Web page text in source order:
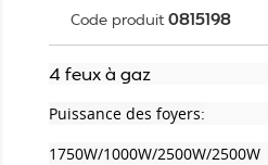
Code produit 0815198
4 feux à gaz
Puissance des foyers:
1750W/1000W/2500W/2500W